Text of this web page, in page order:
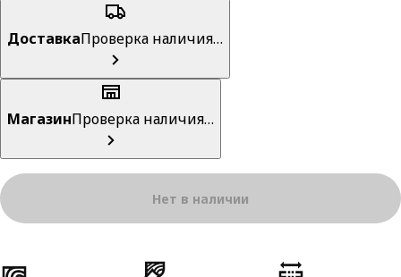
ДоставкаПроверка наличия…
МагазинПроверка наличия…
Нет в наличии
Характеристики товара